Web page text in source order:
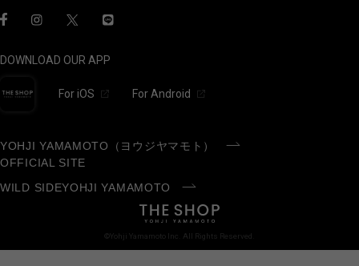
DOWNLOAD OUR APP
For iOS For Android
YOHJI YAMAMOTO（ヨウジヤマモト）
OFFICIAL SITE
WILD SIDEYOHJI YAMAMOTO
©Yohji Yamamoto Inc. All Rights Reserved.